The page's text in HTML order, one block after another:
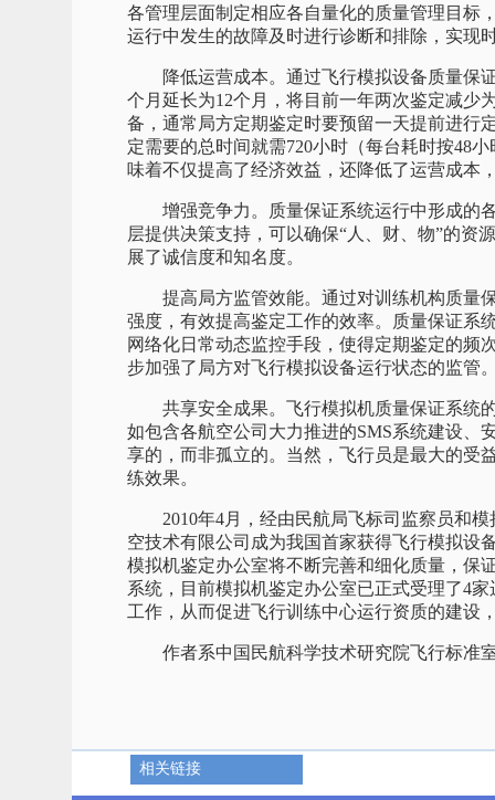
各管理层面制定相应各自量化的质量管理目标
运行中发生的故障及时进行诊断和排除，实现
降低运营成本。通过飞行模拟设备质量保证
个月延长为12个月，将目前一年两次鉴定减少
备，通常局方定期鉴定时要预留一天提前进行
定需要的总时间就需720小时（每台耗时按48
味着不仅提高了经济效益，还降低了运营成本
增强竞争力。质量保证系统运行中形成的各
层提供决策支持，可以确保“人、财、物”的资
展了诚信度和知名度。
提高局方监管效能。通过对训练机构质量保
强度，有效提高鉴定工作的效率。质量保证系
网络化日常动态监控手段，使得定期鉴定的频
步加强了局方对飞行模拟设备运行状态的监管
共享安全成果。飞行模拟机质量保证系统的
如包含各航空公司大力推进的SMS系统建设、
享的，而非孤立的。当然，飞行员是最大的受
练效果。
2010年4月，经由民航局飞标司监察员和模
空技术有限公司成为我国首家获得飞行模拟设
模拟机鉴定办公室将不断完善和细化质量，保
系统，目前模拟机鉴定办公室已正式受理了4
工作，从而促进飞行训练中心运行资质的建设
作者系中国民航科学技术研究院飞行标准
相关链接